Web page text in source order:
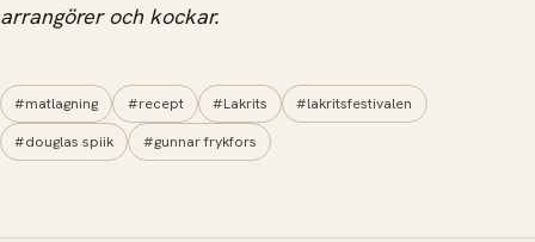
arrangörer och kockar.
#matlagning #recept #Lakrits #lakritsfestivalen
#douglas spiik #gunnar frykfors